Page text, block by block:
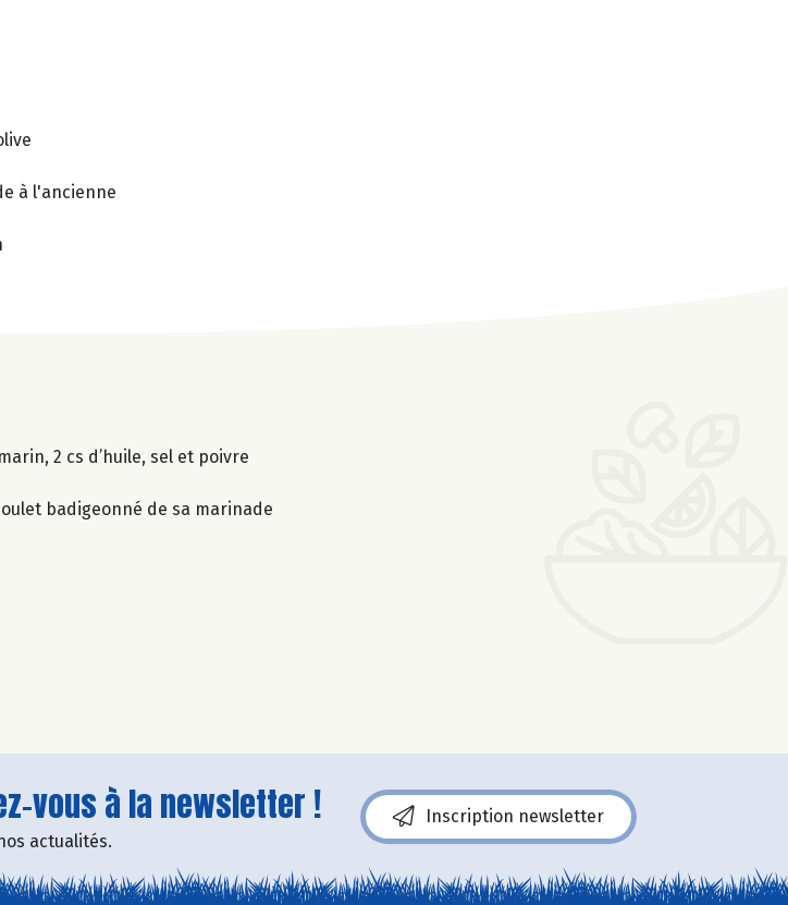
à l'ancienne
2 cs d’huile, sel et poivre
badigeonné de sa marinade
vous à la newsletter !
actualités.
Inscription newsletter